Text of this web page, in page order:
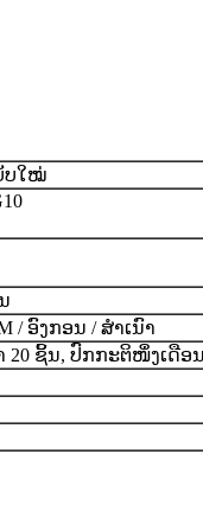
ບໃໝ່
/ ອົງກອນ / ສຳເນົາ
ຊິ້ນ, ປົກກະຕິໜຶ່ງເດືອ